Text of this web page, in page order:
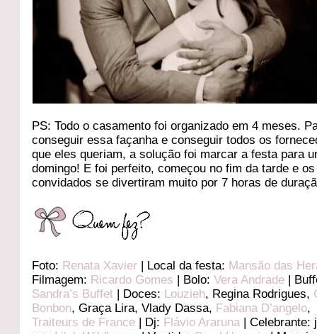
PS: Todo o casamento foi organizado em 4 meses.
conseguir essa façanha e conseguir todos os
que eles queriam, a solução foi marcar a festa para
domingo! E foi perfeito, começou no fim da tarde e
convidados se divertiram muito por 7 horas de
Foto: Renata Xavier | Local da festa: Mansão das
Filmagem: Ricardo Gomes | Bolo:Vera Andrade |
Sandra’s Buffet | Doces: Louzieh, Regina Rodrigues,
Bonbon, Graça Lira, Vlady Dassa, Fabiana D’angelo,
Traiteurs de France | Dj: Flávio Araruna | Celebrante: